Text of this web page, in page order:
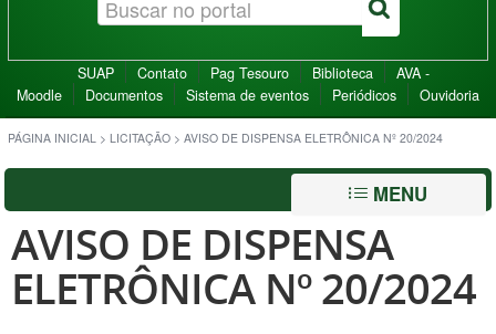
SUAP Contato Pag Tesouro Biblioteca
AVA -
Moodle
Documentos Sistema de eventos Periódicos Ouvidoria
PÁGINA INICIAL > LICITAÇÃO > AVISO DE DISPENSA ELETRÔNICA Nº 20/2024
MENU
AVISO DE DISPENSA
ELETRÔNICA Nº 20/2024